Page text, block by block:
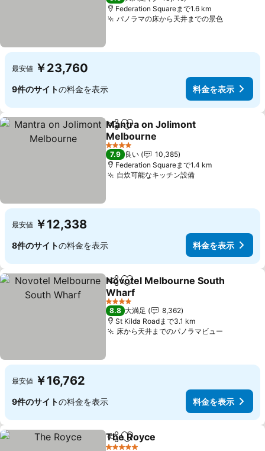
Federation Squareまで1.6 km
パノラマの床から天井までの景色
最安値 ￥23,760
9件のサイトの料金を表示 料金を表示
シェアお気に入りに追加
Mantra on Jolimont
Melbourne
4 ホテルのランク
7.9 良い
10,385
Federation Squareまで1.4 km
自炊可能なキッチン設備
最安値 ￥12,338
8件のサイトの料金を表示 料金を表示
シェアお気に入りに追加
Novotel Melbourne South
Wharf
4 ホテルのランク
8.8 大満足
8,362
St Kilda Roadまで3.1 km
床から天井までのパノラマビュー
最安値 ￥16,762
9件のサイトの料金を表示 料金を表示
シェアお気に入りに追加
The Royce